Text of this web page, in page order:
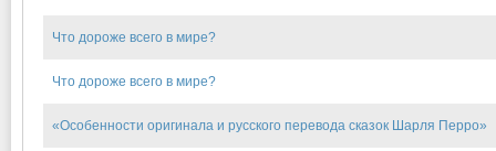
Что дороже всего в мире?
Что дороже всего в мире?
«Особенности оригинала и русского перевода сказок Шарля Перро»